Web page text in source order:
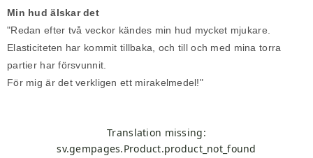
Min hud älskar det
"Redan efter två veckor kändes min hud mycket mjukare.
Elasticiteten har kommit tillbaka, och till och med mina torra
partier har försvunnit.
För mig är det verkligen ett mirakelmedel!"
Translation missing:
sv.gempages.Product.product_not_found